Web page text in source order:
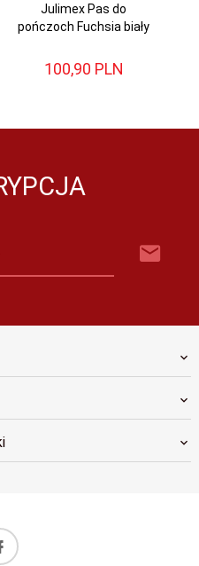
Julimex Pas do
pończoch Fuchsia biały
100,90 PLN